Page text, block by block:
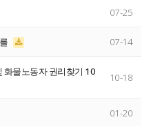
07-25
07-14
화물노동자 권리찾기 10
10-18
01-20